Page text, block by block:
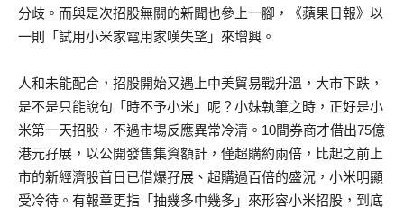
分歧。而與是次招股無關的新聞也參上一腳，《蘋果日報》以
一則「試用小米家電用家嘆失望」來增興。
人和未能配合，招股開始又遇上中美貿易戰升溫，大市下跌，
是不是只能說句「時不予小米」呢？小妹執筆之時，正好是小
米第一天招股，不過市場反應異常冷清。10間券商才借出75億
港元孖展，以公開發售集資額計，僅超購約兩倍，比起之前上
市的新經濟股首日已借爆孖展、超購過百倍的盛況，小米明顯
受冷待。有報章更指「抽幾多中幾多」來形容小米招股，到底